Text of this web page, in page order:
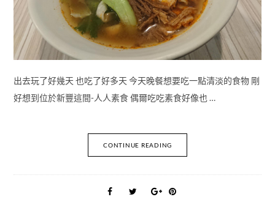
出去玩了好幾天 也吃了好多天 今天晚餐想要吃一點清淡的食物 剛
好想到位於新豐這間-人人素食 偶爾吃吃素食好像也 …
CONTINUE READING